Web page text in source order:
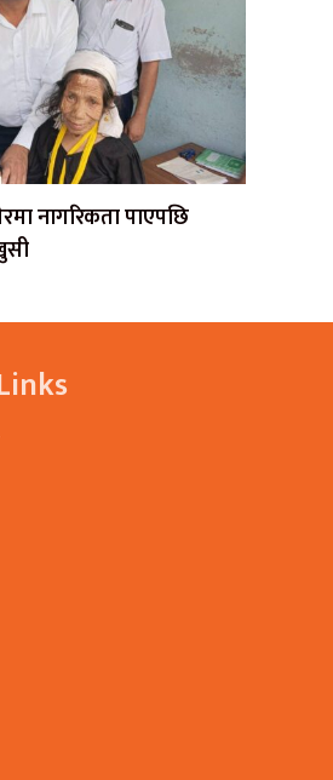
नागरिकता पाएपछि